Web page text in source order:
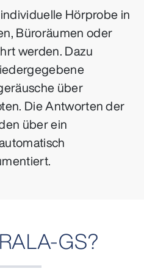
Hörprobe in
Büroräumen oder
werden. Dazu
über
Die Antworten der
über ein
GS?